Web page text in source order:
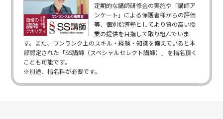
定期的な講師研修会の実施や「講師ア
ンケート」による保護者様からの評価
等、個別指導塾としてより質の高い授
業の提供を目指して取り組んでいま
す。また、ワンランク上のスキル・経験・知識を備えていると本
部認定された「SS講師（スペシャルセレクト講師）」を指名頂く
ことも可能です。
※別途、指名料が必要です。